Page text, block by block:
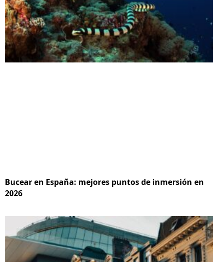
Bucear en España: mejores puntos de inmersión en
2026